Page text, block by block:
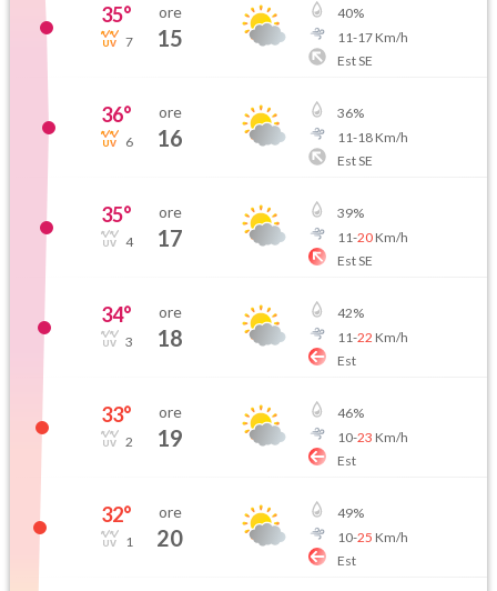
35°
7
ore
15
40%
11-17Km/h
Est SE
36°
6
ore
16
36%
11-18Km/h
Est SE
35°
4
ore
17
39%
11-20Km/h
Est SE
34°
3
ore
18
42%
11-22 Km/h
Est
33°
2
ore
19
46%
10-23 Km/h
Est
32°
1
ore
20
49%
10-25 Km/h
Est